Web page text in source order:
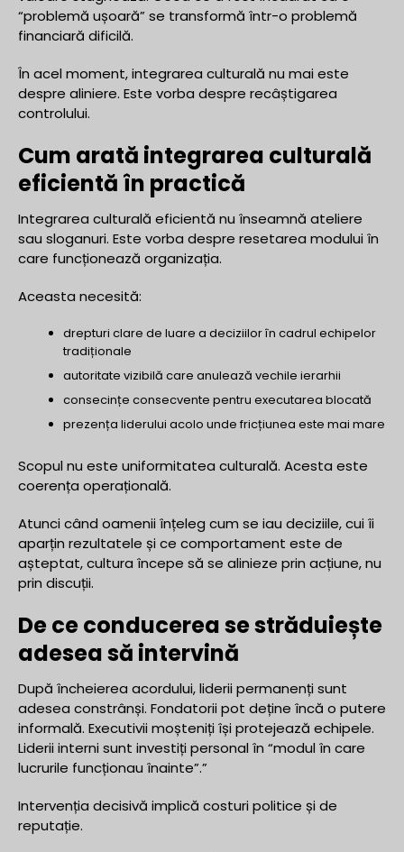
“problemă ușoară” se transformă într-o problemă
financiară dificilă.
În acel moment, integrarea culturală nu mai este
despre aliniere. Este vorba despre recâștigarea
controlului.
Cum arată integrarea culturală
eficientă în practică
Integrarea culturală eficientă nu înseamnă ateliere
sau sloganuri. Este vorba despre resetarea modului în
care funcționează organizația.
Aceasta necesită:
drepturi clare de luare a deciziilor în cadrul echipelor
tradiționale
autoritate vizibilă care anulează vechile ierarhii
consecințe consecvente pentru executarea blocată
prezența liderului acolo unde fricțiunea este mai mare
Scopul nu este uniformitatea culturală. Acesta este
coerența operațională.
Atunci când oamenii înțeleg cum se iau deciziile, cui îi
aparțin rezultatele și ce comportament este de
așteptat, cultura începe să se alinieze prin acțiune, nu
prin discuții.
De ce conducerea se străduiește
adesea să intervină
După încheierea acordului, liderii permanenți sunt
adesea constrânși. Fondatorii pot deține încă o putere
informală. Executivii moșteniți își protejează echipele.
Liderii interni sunt investiți personal în “modul în care
lucrurile funcționau înainte”.”
Intervenția decisivă implică costuri politice și de
reputație.